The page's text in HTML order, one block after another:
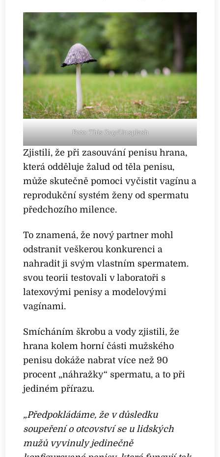
Foto: This Guy/Unsplash
Zjistili, že při zasouvání penisu hrana,
která odděluje žalud od těla penisu,
může skutečně pomoci vyčistit vagínu a
reprodukční systém ženy od spermatu
předchozího milence.
To znamená, že nový partner mohl
odstranit veškerou konkurenci a
nahradit ji svým vlastním spermatem.
svou teorii testovali v laboratoři s
latexovými penisy a modelovými
vagínami.
Smícháním škrobu a vody zjistili, že
hrana kolem horní části mužského
penisu dokáže nabrat více než 90
procent „náhražky“ spermatu, a to při
jediném přírazu.
„Předpokládáme, že v důsledku
soupeření o otcovství se u lidských
mužů vyvinuly jedinečně